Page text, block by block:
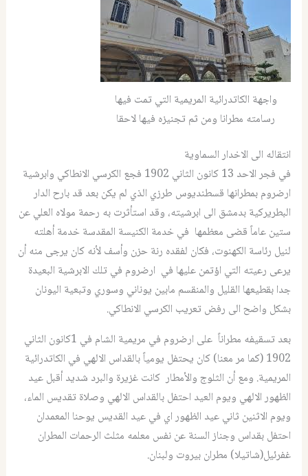
واجهة الكاتدرائية المريمية التي تمت فيها
رسامته مطرانا ومن ثم تجنيزه فيها لاحقا
انتقاله الى الاخدار السماوية
في فجر الاحد 13 كانون الثاني 1902 فجع الكرسي الانطاكي وابرشية
ارضروم بمطرانها قسطنديوس طرزي الذي لم يكن بعد قد بارح الدار
البطريركية بدمشق الى ابرشيته، وقد استأثرت به رحمة مولاه العلي عن
ستين عاماً قضى معظمها في خدمة الكنيسة المقدسة خدمة أهلته
لنيل رئاسة الكهنوت، فكان لفقده رنة حزن وأسف لأنه كان يرجى منه أن
يرعى رعيته التي اؤتمن عليها في ارضروم في تلك الابرشية البعيدة
جدا بقطيعها القليل والمنقسم مابين يوناني وسوري وتبعية اليونان
بشكل واضح الى رفض تعريب الكرسي الانطاكي.
بعد تسقيفه مطراناً على ارضروم في مريمية الشام في 1كانون الثاني
1902 (كما مر معنا) كان يحتفل يومياً بالقداس الالهي في الكاتدرائية
المريمية. ومع أن الثلوج والأمطار كانت غزيرة والبرد شديد أقبل عيد
الظهور الالهي ويوم العيد احتفل بالقداس الالهي وصلاة تقديس الماء،
ويوم الاثنين ثاني عيد الظهور اي في عيد القديس يوحنا المعمدان
احتفل بقداس وجناز السنة عن نفس معلمه مثلث الرحمات المطران
غفرئيل(شاتيلا) مطران بيروت ولبنان.